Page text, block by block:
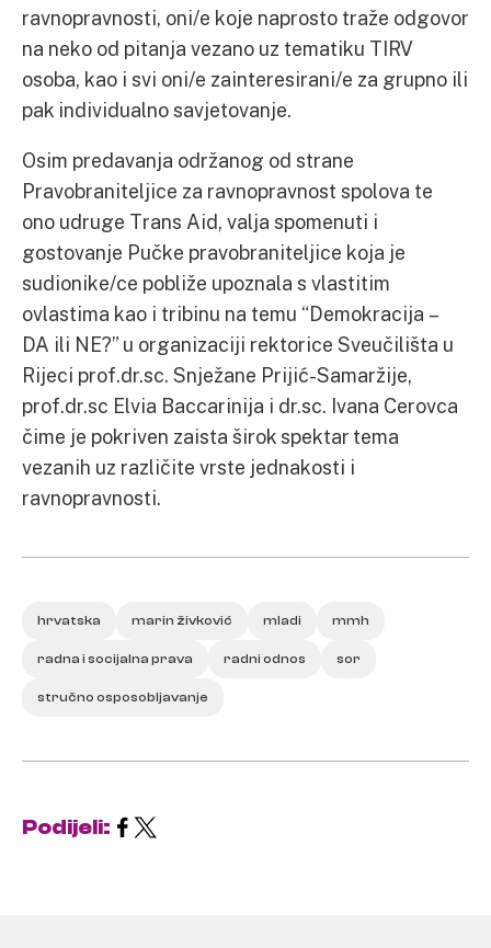
ravnopravnosti, oni/e koje naprosto traže odgovor
na neko od pitanja vezano uz tematiku TIRV
osoba, kao i svi oni/e zainteresirani/e za grupno ili
pak individualno savjetovanje.
Osim predavanja održanog od strane
Pravobraniteljice za ravnopravnost spolova te
ono udruge Trans Aid, valja spomenuti i
gostovanje Pučke pravobraniteljice koja je
sudionike/ce pobliže upoznala s vlastitim
ovlastima kao i tribinu na temu “Demokracija –
DA ili NE?” u organizaciji rektorice Sveučilišta u
Rijeci prof.dr.sc. Snježane Prijić-Samaržije,
prof.dr.sc Elvia Baccarinija i dr.sc. Ivana Cerovca
čime je pokriven zaista širok spektar tema
vezanih uz različite vrste jednakosti i
ravnopravnosti.
hrvatska marin živković mladi mmh
radna i socijalna prava radni odnos sor
stručno osposobljavanje
Podijeli: